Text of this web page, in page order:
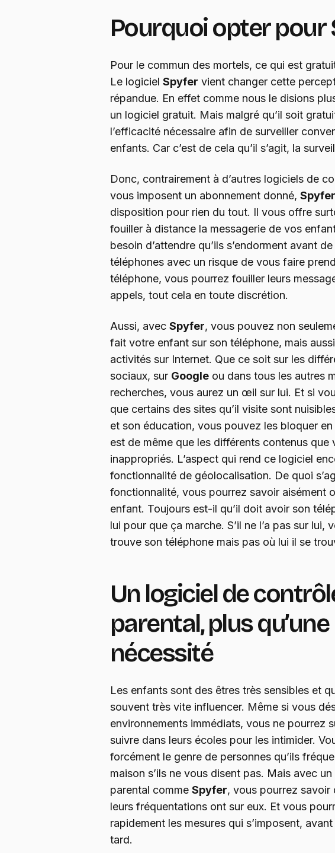
Pourquoi opter pour
Pour le commun des mortels, ce qui est
Le logiciel Spyfer vient changer cette
répandue. En effet comme nous le disions
un logiciel gratuit. Mais malgré qu’il soit
l’efficacité nécessaire afin de surveiller
enfants. Car c’est de cela qu’il s’agit, la
Donc, contrairement à d’autres logiciels de
vous imposent un abonnement donné, Spyfer
disposition pour rien du tout. Il vous offre
fouiller à distance la messagerie de vos
besoin d’attendre qu’ils s’endorment avant
téléphones avec un risque de vous faire
téléphone, vous pourrez fouiller leurs
appels, tout cela en toute discrétion.
Aussi, avec Spyfer, vous pouvez non
fait votre enfant sur son téléphone, mais
activités sur Internet. Que ce soit sur les
sociaux, sur Google ou dans tous les autres
recherches, vous aurez un œil sur lui. Et si
que certains des sites qu’il visite sont
et son éducation, vous pouvez les bloquer
est de même que les différents contenus que
inappropriés. L’aspect qui rend ce logiciel
fonctionnalité de géolocalisation. De quoi
fonctionnalité, vous pourrez savoir aisément
enfant. Toujours est-il qu’il doit avoir son
lui pour que ça marche. S’il ne l’a pas sur lui,
trouve son téléphone mais pas où lui il se
Un logiciel de
parental, plus qu’une
nécessité
Les enfants sont des êtres très sensibles et
souvent très vite influencer. Même si vous
environnements immédiats, vous ne pourrez
suivre dans leurs écoles pour les intimider.
forcément le genre de personnes qu’ils
maison s’ils ne vous disent pas. Mais avec
parental comme Spyfer, vous pourrez savoir
leurs fréquentations ont sur eux. Et vous
rapidement les mesures qui s’imposent,
tard.